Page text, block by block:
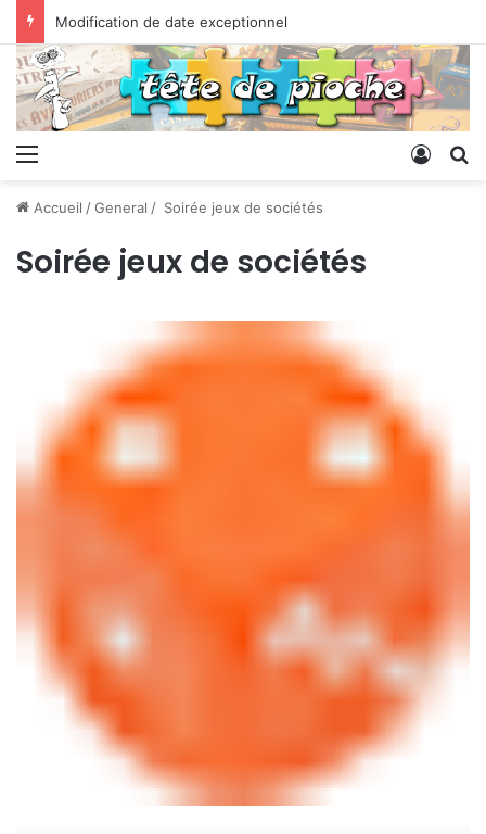
Modification de date exceptionnel
Menu
Accueil /General / Soirée jeux de sociétés
Soirée jeux de sociétés